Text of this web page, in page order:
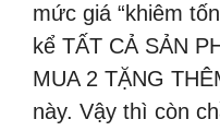
mức giá “khiêm
kể TẤT CẢ SẢN
MUA 2 TẶNG
này. Vậy thì còn